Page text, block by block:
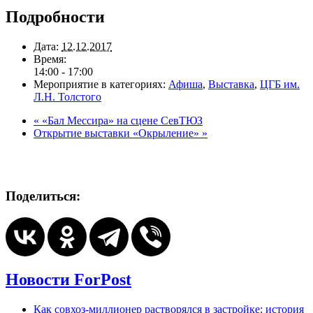
Подробности
Дата: 12.12.2017
Время:
14:00 - 17:00
Мероприятие в категориях: Афиша, Выставка, ЦГБ им.
Л.Н. Толстого
« «Бал Мессира» на сцене СевТЮЗ
Открытие выставки «Окрыление» »
Поделиться:
Новости ForPost
Как совхоз-миллионер растворялся в застройке: история